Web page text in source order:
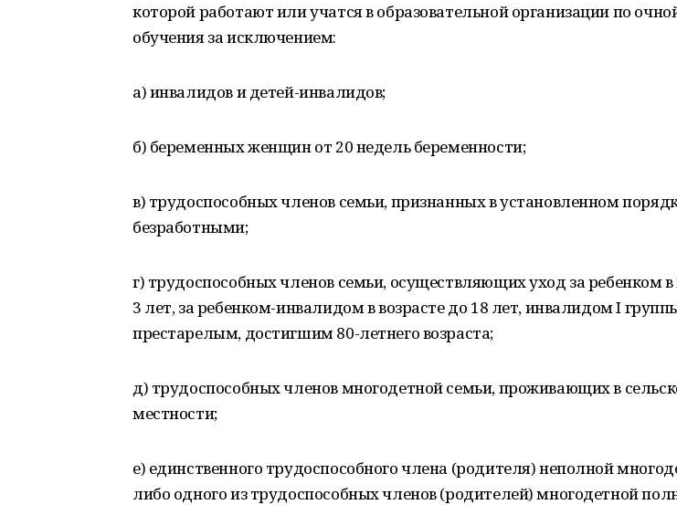
которой работают или учатся в образовательной организации по
обучения за исключением:
а) инвалидов и детей-инвалидов;
б) беременных женщин от 20 недель беременности;
в) трудоспособных членов семьи, признанных в установленном
безработными;
г) трудоспособных членов семьи, осуществляющих уход за ребенком в
3 лет, за ребенком-инвалидом в возрасте до 18 лет, инвалидом I
престарелым, достигшим 80-летнего возраста;
д) трудоспособных членов многодетной семьи, проживающих в
местности;
е) единственного трудоспособного члена (родителя) неполной
либо одного из трудоспособных членов (родителей) многодетной